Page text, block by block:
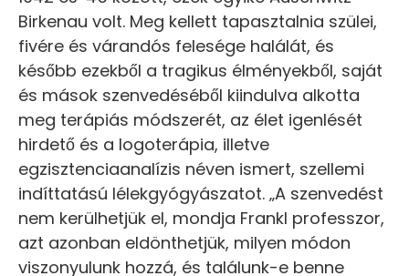
Birkenau volt. Meg kellett tapasztalnia szülei,
fivére és várandós felesége halálát, és
később ezekből a tragikus élményekből, saját
és mások szenvedéséből kiindulva alkotta
meg terápiás módszerét, az élet igenlését
hirdető és a logoterápia, illetve
egzisztenciaanalízis néven ismert, szellemi
indíttatású lélekgyógyászatot. „A szenvedést
nem kerülhetjük el, mondja Frankl professzor,
azt azonban eldönthetjük, milyen módon
viszonyulunk hozzá, és találunk-e benne